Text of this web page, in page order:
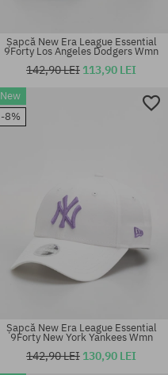
mărime universală
Șapcă New Era League Essential
9Forty Los Angeles Dodgers Wmn
142,90 LEI 113,90 LEI
New
-8%
Șapcă New Era League Essential
9Forty New York Yankees Wmn
142,90 LEI 130,90 LEI